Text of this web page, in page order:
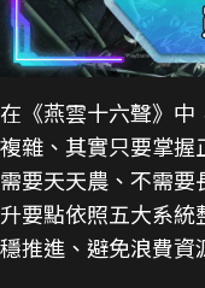
在《燕雲十六聲》
複雜、其實只要掌握
需要天天農、不需
升要點依照五大系
穩推進、避免浪費資